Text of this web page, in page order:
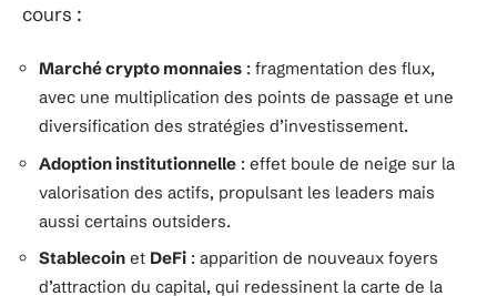
cours :
Marché crypto monnaies : fragmentation des flux,
avec une multiplication des points de passage et une
diversification des stratégies d’investissement.
Adoption institutionnelle : effet boule de neige sur la
valorisation des actifs, propulsant les leaders mais
aussi certains outsiders.
Stablecoin et DeFi : apparition de nouveaux foyers
d’attraction du capital, qui redessinent la carte de la